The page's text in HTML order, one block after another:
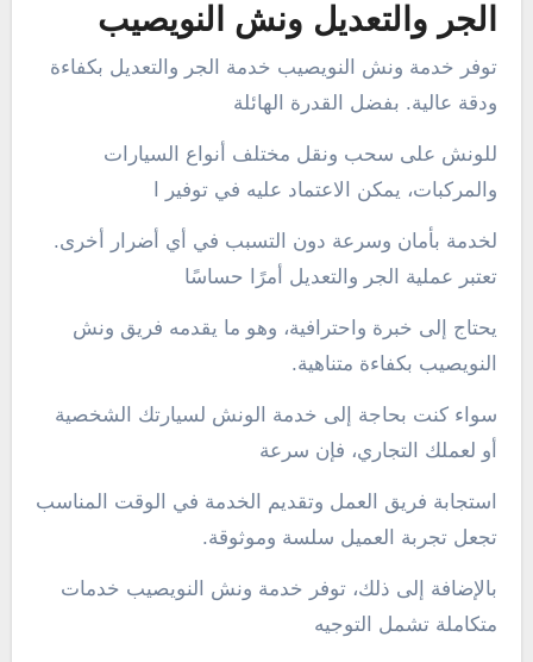
الجر والتعديل ونش النويصيب
توفر خدمة ونش النويصيب خدمة الجر والتعديل بكفاءة
ودقة عالية. بفضل القدرة الهائلة
للونش على سحب ونقل مختلف أنواع السيارات
والمركبات، يمكن الاعتماد عليه في توفير ا
لخدمة بأمان وسرعة دون التسبب في أي أضرار أخرى.
تعتبر عملية الجر والتعديل أمرًا حساسًا
يحتاج إلى خبرة واحترافية، وهو ما يقدمه فريق ونش
النويصيب بكفاءة متناهية.
سواء كنت بحاجة إلى خدمة الونش لسيارتك الشخصية
أو لعملك التجاري، فإن سرعة
استجابة فريق العمل وتقديم الخدمة في الوقت المناسب
تجعل تجربة العميل سلسة وموثوقة.
بالإضافة إلى ذلك، توفر خدمة ونش النويصيب خدمات
متكاملة تشمل التوجيه